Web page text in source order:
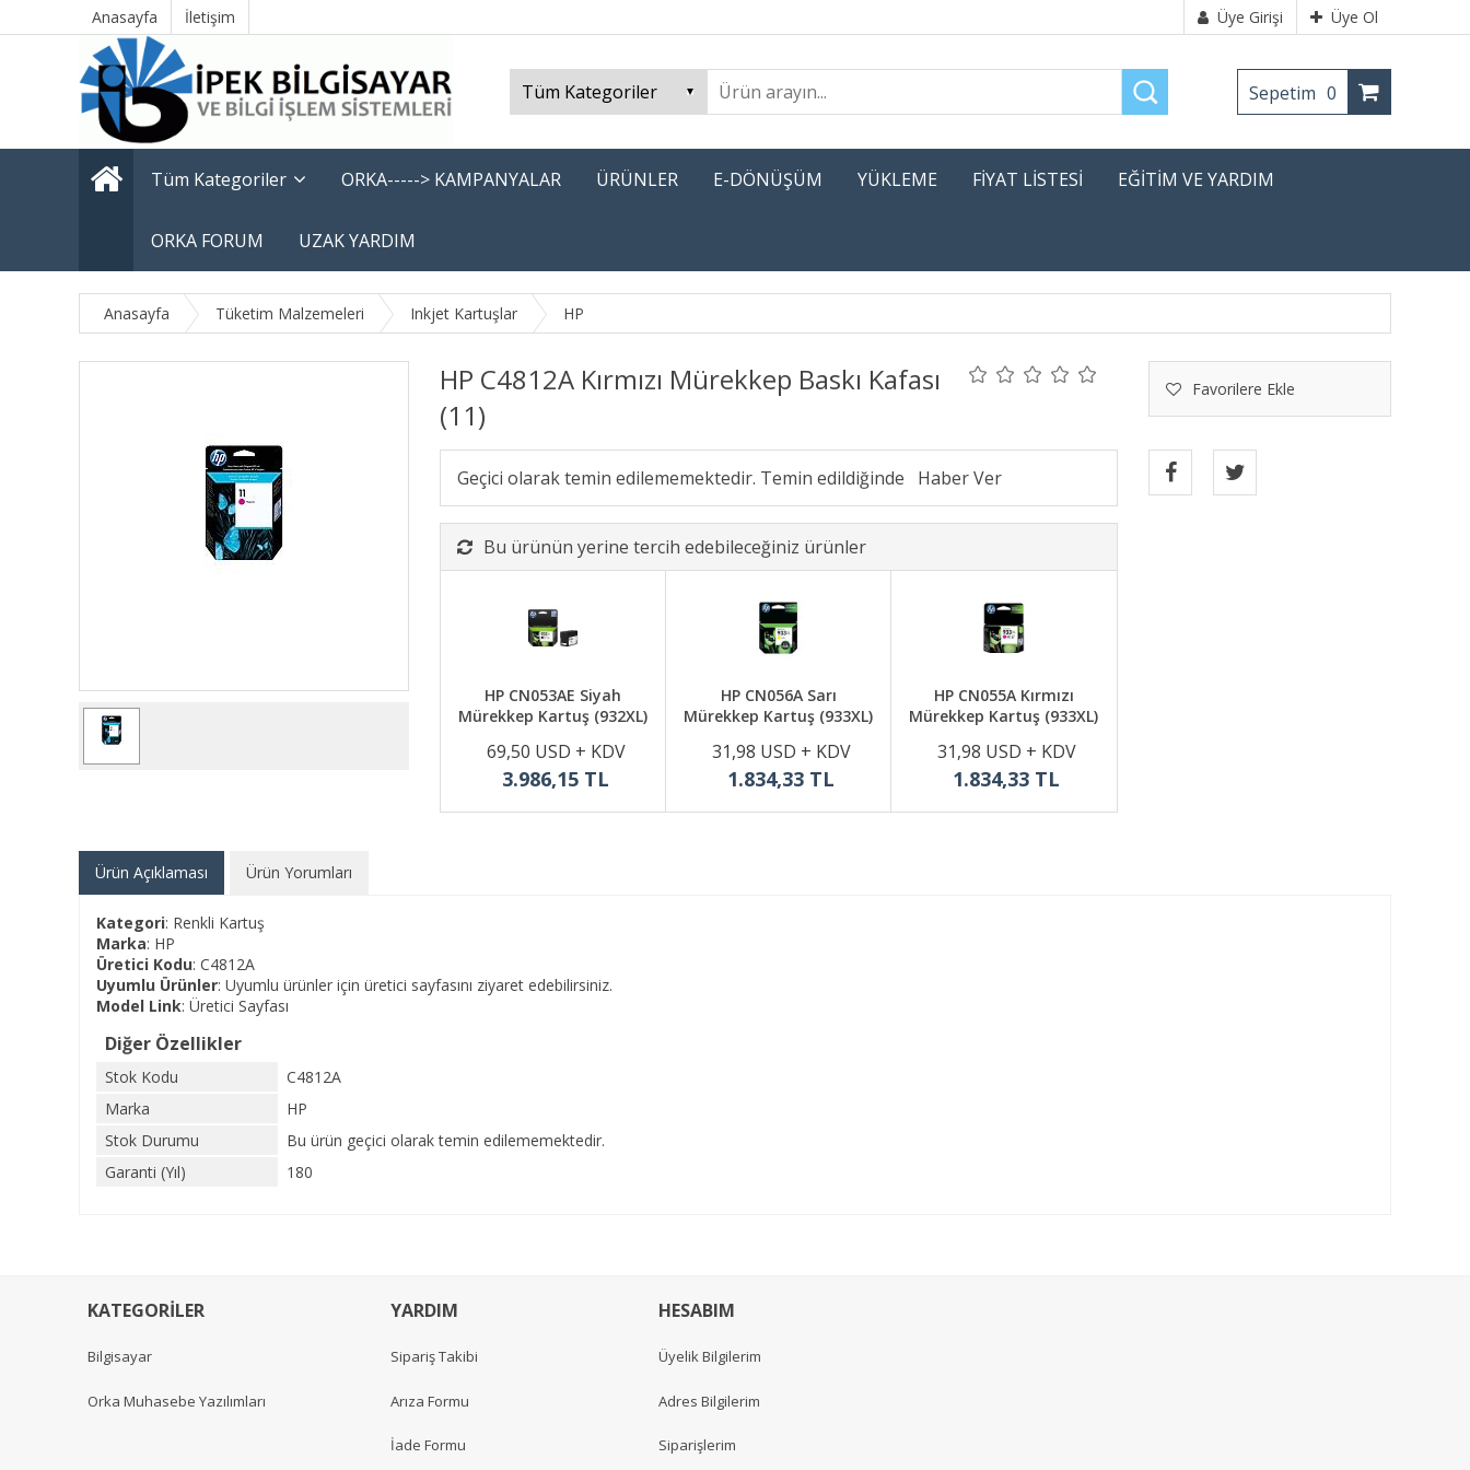
Anasayfa İletişim Üye Girişi Üye Ol
Sepetim 0
Tüm Kategoriler ORKA-----> KAMPANYALAR ÜRÜNLER E-DÖNÜŞÜM YÜKLEME FİYAT LİSTESİ EĞİTİM VE YARDIM
ORKA FORUM UZAK YARDIM
Anasayfa Tüketim Malzemeleri Inkjet Kartuşlar HP
HP C4812A Kırmızı Mürekkep Baskı Kafası
(11)
Favorilere Ekle
Geçici olarak temin edilememektedir. Temin edildiğinde
Bu ürünün yerine tercih edebileceğiniz ürünler
HP CN053AE Siyah
Mürekkep Kartuş (932XL)
69,50 USD + KDV
3.986,15 TL
HP CN056A Sarı
Mürekkep Kartuş (933XL)
31,98 USD + KDV
1.834,33 TL
HP CN055A Kırmızı
Mürekkep Kartuş (933XL)
31,98 USD + KDV
1.834,33 TL
Ürün Açıklaması Ürün Yorumları
Kategori: Renkli Kartuş
Marka: HP
Üretici Kodu: C4812A
Uyumlu Ürünler: Uyumlu ürünler için üretici sayfasını ziyaret edebilirsiniz.
Model Link: Üretici Sayfası
Diğer Özellikler
Stok Kodu
C4812A
Marka
HP
Stok Durumu
Bu ürün geçici olarak temin edilememektedir.
Garanti (Yıl)
180
KATEGORİLER
Bilgisayar
Orka Muhasebe Yazılımları
YARDIM
Sipariş Takibi
Arıza Formu
İade Formu
HESABIM
Üyelik Bilgilerim
Adres Bilgilerim
Siparişlerim